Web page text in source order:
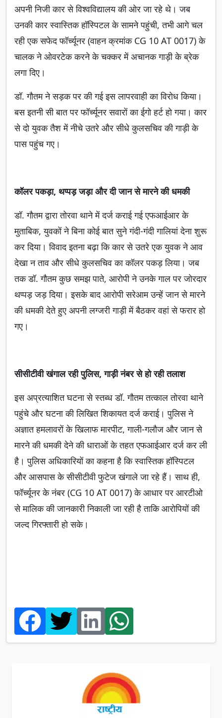
अपनी निजी कार से विश्वविद्यालय की ओर जा रहे थे। जब
उनकी कार स्वास्तिक हॉस्पिटल के सामने पहुंची, तभी आगे चल
रही एक सफेद फॉर्च्यूनर (वाहन क्रमांक CG 10 AT 0017) के
चालक ने ओवरटेक करने के चक्कर में अचानक गाड़ी के ब्रेक
लगा दिए।
डॉ. गौतम ने सड़क पर की गई इस लापरवाही का विरोध किया।
बस इतनी सी बात पर फॉर्च्यूनर सवारों का ईगो हर्ट हो गया। कार
से दो युवक तैश में नीचे उतरे और सीधे कुलसचिव की गाड़ी के
पास पहुंच गए।
कॉलर पकड़ा, थप्पड़ जड़ा और दी जान से मारने की धमकी
डॉ. गौतम द्वारा तोरवा थाने में दर्ज कराई गई एफआईआर के
मुताबिक, युवकों ने बिना कोई बात सुने गंदी-गंदी गालियां देना शुरू
कर दिया। विवाद इतना बढ़ा कि कार से उतरे एक युवक ने आव
देखा न ताव और सीधे कुलसचिव का कॉलर पकड़ लिया। जब
तक डॉ. गौतम कुछ समझ पाते, आरोपी ने उनके गाल पर जोरदार
थप्पड़ जड़ दिया। इसके बाद आरोपी सरेआम उन्हें जान से मारने
की धमकी देते हुए अपनी लग्जरी गाड़ी में बैठकर वहां से फरार हो
गए।
सीसीटीवी खंगाल रही पुलिस, गाड़ी नंबर से हो रही तलाश
इस अप्रत्याशित घटना से स्तब्ध डॉ. गौतम तत्काल तोरवा थाने
पहुंचे और घटना की लिखित शिकायत दर्ज कराई। पुलिस ने
अज्ञात हमलावरों के खिलाफ मारपीट, गाली-गलौज और जान से
मारने की धमकी देने की धाराओं के तहत एफआईआर दर्ज कर ली
है। पुलिस अधिकारियों का कहना है कि स्वास्तिक हॉस्पिटल
और आसपास के सीसीटीवी फुटेज खंगाले जा रहे हैं। साथ ही,
फॉर्च्यूनर के नंबर (CG 10 AT 0017) के आधार पर आरटीओ
से मालिक की जानकारी निकाली जा रही है ताकि आरोपियों की
जल्द गिरफ्तारी हो सके।